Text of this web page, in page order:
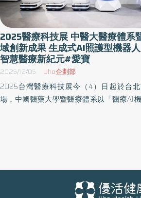
2025醫療科技展 中醫大醫療體系
域創新成果 生成式AI照護型機器
智慧醫療新紀元#愛寶
2025/12/05 Uho企劃部
2025台灣醫療科技展今（4）日起於台
場，中國醫藥大學暨醫療體系以「醫療AI
體系以「特色醫療、尖端醫療、智慧醫療